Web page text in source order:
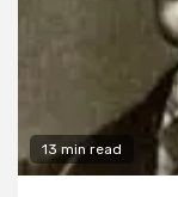
13 min read